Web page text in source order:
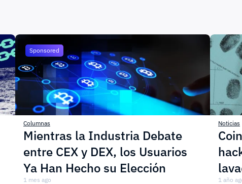
Sponsored
Columnas
Mientras la Industria Debate
entre CEX y DEX, los Usuarios
Ya Han Hecho su Elección
1 mes ago
Noticias
1 año